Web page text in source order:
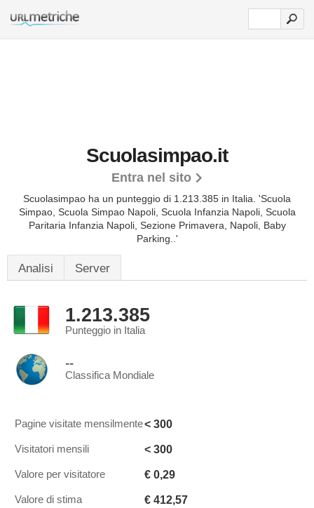
Scuolasimpao.it
Entra nel sito
Scuolasimpao ha un punteggio di 1.213.385 in Italia. 'Scuola
Simpao, Scuola Simpao Napoli, Scuola Infanzia Napoli, Scuola
Paritaria Infanzia Napoli, Sezione Primavera, Napoli, Baby
Parking..'
Analisi Server
1.213.385
Punteggio in Italia
--
Classifica Mondiale
Pagine visitate mensilmente< 300
Visitatori mensili < 300
Valore per visitatore € 0,29
Valore di stima € 412,57